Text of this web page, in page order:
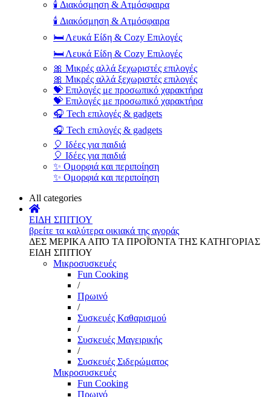
🕯️ Διακόσμηση & Ατμόσφαιρα
🕯️ Διακόσμηση & Ατμόσφαιρα
🛏️ Λευκά Είδη & Cozy Επιλογές
🛏️ Λευκά Είδη & Cozy Επιλογές
🎀 Μικρές αλλά ξεχωριστές επιλογές
🎀 Μικρές αλλά ξεχωριστές επιλογές
💝 Επιλογές με προσωπικό χαρακτήρα
💝 Επιλογές με προσωπικό χαρακτήρα
🎧 Tech επιλογές & gadgets
🎧 Tech επιλογές & gadgets
🎈 Ιδέες για παιδιά
🎈 Ιδέες για παιδιά
✨ Ομορφιά και περιποίηση
✨ Ομορφιά και περιποίηση
All categories
ΕΙΔΗ ΣΠΙΤΙΟΥ
βρείτε τα καλύτερα οικιακά της αγοράς
ΔΕΣ ΜΕΡΙΚΑ ΑΠΌ ΤΑ ΠΡΟΪΌΝΤΑ ΤΗΣ ΚΑΤΗΓΟΡΙΑΣ
ΕΙΔΗ ΣΠΙΤΙΟΥ
Μικροσυσκευές
Fun Cooking
/
Πρωινό
/
Συσκευές Καθαρισμού
/
Συσκευές Μαγειρικής
/
Συσκευές Σιδερώματος
Μικροσυσκευές
Fun Cooking
Πρωινό